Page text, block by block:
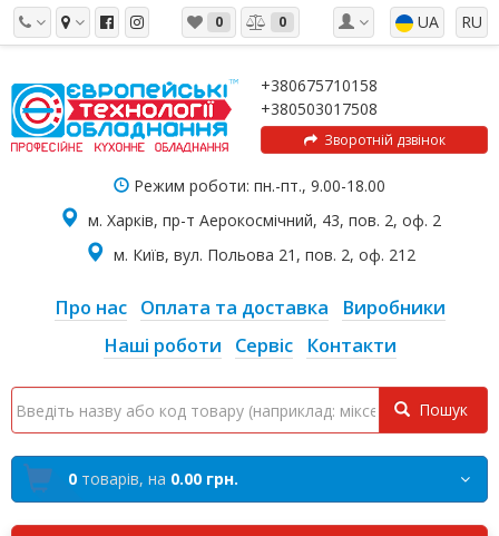
RU
UA
0 0
+380675710158
+380503017508
Зворотній дзвінок
Режим роботи: пн.-пт., 9.00-18.00
м. Харків, пр-т Аерокосмічний, 43, пов. 2, оф. 2
м. Київ, вул. Польова 21, пов. 2, оф. 212
Про нас Оплата та доставка
Виробники
Наші роботи
Сервіс Контакти
Пошук
0 товарів, на 0.00 грн.